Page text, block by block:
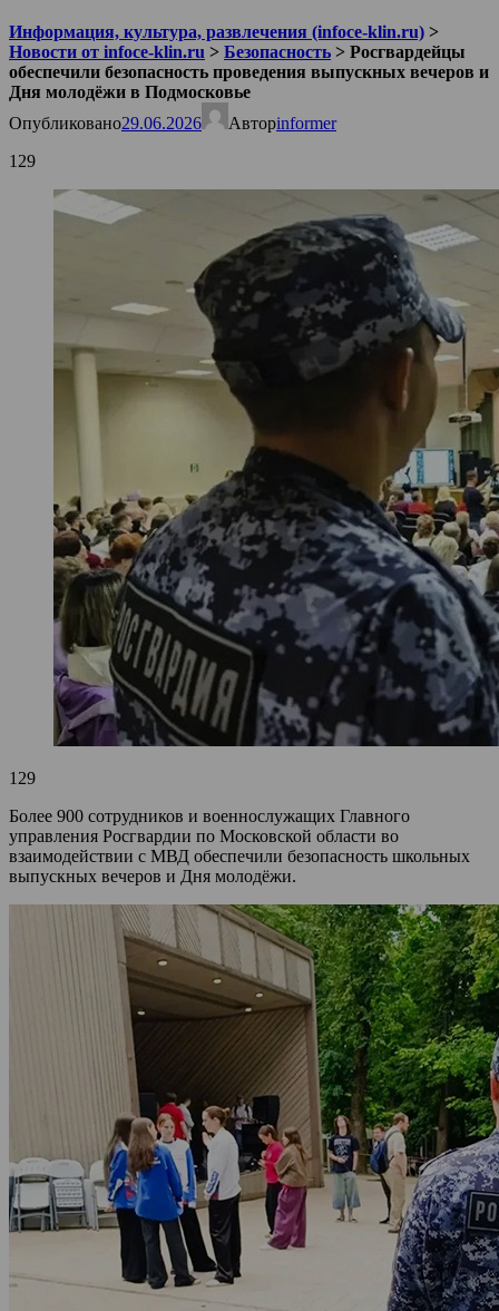
Информация, культура, развлечения (infoce-klin.ru) >
Новости от infoce-klin.ru > Безопасность > Росгвардейцы
обеспечили безопасность проведения выпускных вечеров и
Дня молодёжи в Подмосковье
Опубликовано29.06.2026 Авторinformer
129
129
Более 900 сотрудников и военнослужащих Главного
управления Росгвардии по Московской области во
взаимодействии с МВД обеспечили безопасность школьных
выпускных вечеров и Дня молодёжи.